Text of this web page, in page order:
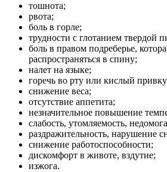
тошнота;
рвота;
боль в горле;
трудности с глотанием твердой
боль в правом подреберье,
распространяться в спину;
налет на языке;
горечь во рту или кислый
снижение веса;
отсутствие аппетита;
незначительное повышение
слабость, утомляемость,
раздражительность, нарушение
снижение работоспособности;
дискомфорт в животе, вздутие;
изжога.